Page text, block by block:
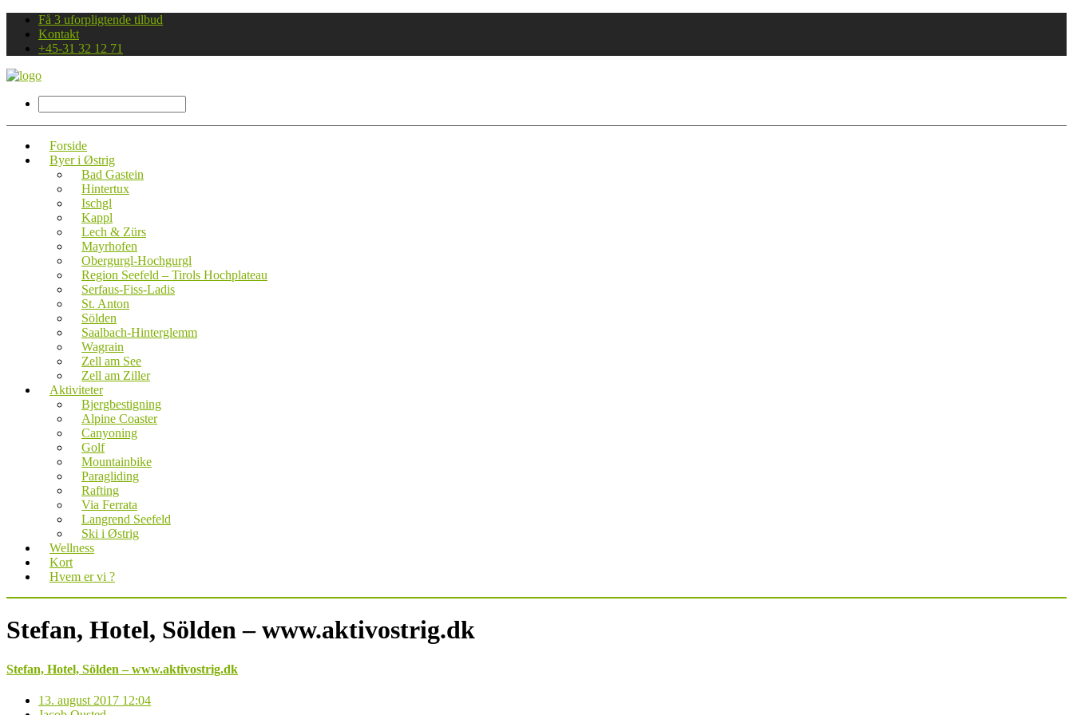
Få 3 uforpligtende tilbud
Kontakt
+45-31 32 12 71
Forside
Byer i Østrig
Bad Gastein
Hintertux
Ischgl
Kappl
Lech & Zürs
Mayrhofen
Obergurgl-Hochgurgl
Region Seefeld – Tirols Hochplateau
Serfaus-Fiss-Ladis
St. Anton
Sölden
Saalbach-Hinterglemm
Wagrain
Zell am See
Zell am Ziller
Aktiviteter
Bjergbestigning
Alpine Coaster
Canyoning
Golf
Mountainbike
Paragliding
Rafting
Via Ferrata
Langrend Seefeld
Ski i Østrig
Wellness
Kort
Hvem er vi ?
Stefan, Hotel, Sölden – www.aktivostrig.dk
Stefan, Hotel, Sölden – www.aktivostrig.dk
13. august 2017 12:04